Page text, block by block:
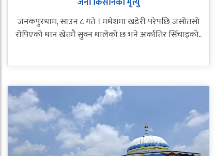
जनकपुरधाम, साउन ८ गते । मधेशमा खडेरी परेपछि जसोतसो
रोपिएको धान खेतमै सुक्न थालेको छ भने अर्कातिर सिँचाइको..